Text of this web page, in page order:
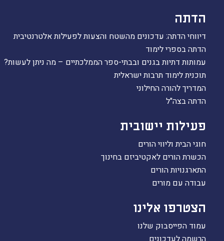
הדתה
דיווחי הדתה: עדכונים מהשטח והצעות לפעילות אלטרנטיבית
הדתה בספרי לימוד
עמותות דתיות בגנים ובבתי-ספר הממלכתיים – מה ניתן לעשות?
תוכנית לימוד תרבות ישראלית
המדריך להורה החילוני
הדתה בצה"ל
פעילות יישובית
חוגי הבית וליווי הורים
הכשרת הורים לאקטיביזם בחינוך
התארגנויות הורים
עבודה עם מורים
הצטרפו אלינו
עמוד הפייסבוק שלנו